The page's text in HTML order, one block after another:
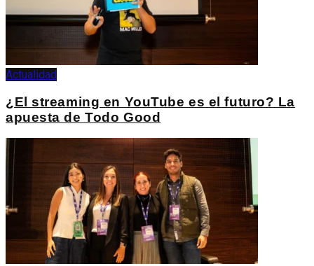
Actualidad
¿El streaming en YouTube es el futuro? La
apuesta de Todo Good